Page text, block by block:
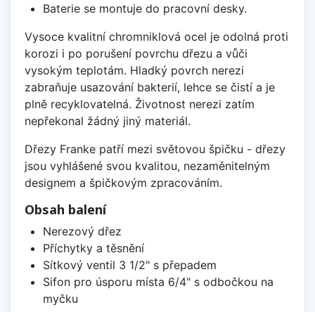
Baterie se montuje do pracovní desky.
Vysoce kvalitní chromniklová ocel je odolná proti
korozi i po porušení povrchu dřezu a vůči
vysokým teplotám. Hladký povrch nerezi
zabraňuje usazování bakterií, lehce se čistí a je
plně recyklovatelná. Životnost nerezi zatím
nepřekonal žádný jiný materiál.
Dřezy Franke patří mezi světovou špičku - dřezy
jsou vyhlášené svou kvalitou, nezaměnitelným
designem a špičkovým zpracováním.
Obsah balení
Nerezový dřez
Příchytky a těsnění
Sítkový ventil 3 1/2" s přepadem
Sifon pro úsporu místa 6/4" s odbočkou na
myčku